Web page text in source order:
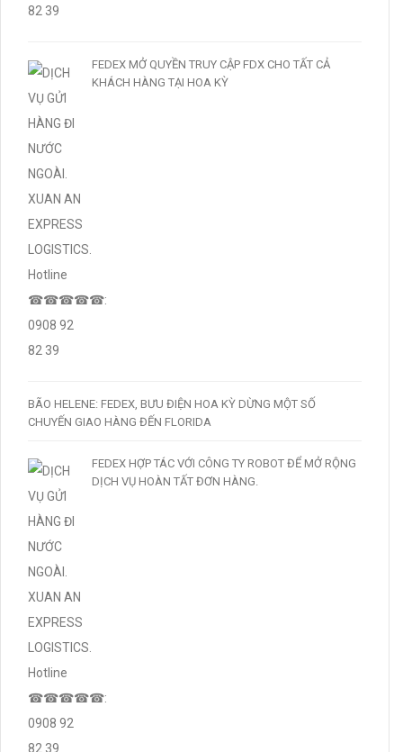
FEDEX MỞ QUYỀN TRUY CẬP FDX CHO TẤT CẢ
KHÁCH HÀNG TẠI HOA KỲ
BÃO HELENE: FEDEX, BƯU ĐIỆN HOA KỲ DỪNG MỘT SỐ
CHUYẾN GIAO HÀNG ĐẾN FLORIDA
FEDEX HỢP TÁC VỚI CÔNG TY ROBOT ĐỂ MỞ RỘNG
DỊCH VỤ HOÀN TẤT ĐƠN HÀNG.